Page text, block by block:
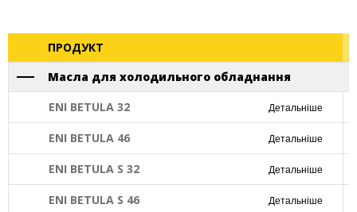
ПРОДУКТ
Масла для холодильного обладнання
ENI BETULA 32
Детальніше
ENI BETULA 46 Детальніше
ENI BETULA S 32 Детальніше
ENI BETULA S 46 Детальніше